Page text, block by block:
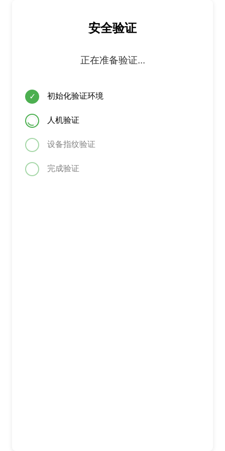
安全验证
正在准备验证...
✓ 初始化验证环境
人机验证
设备指纹验证
完成验证